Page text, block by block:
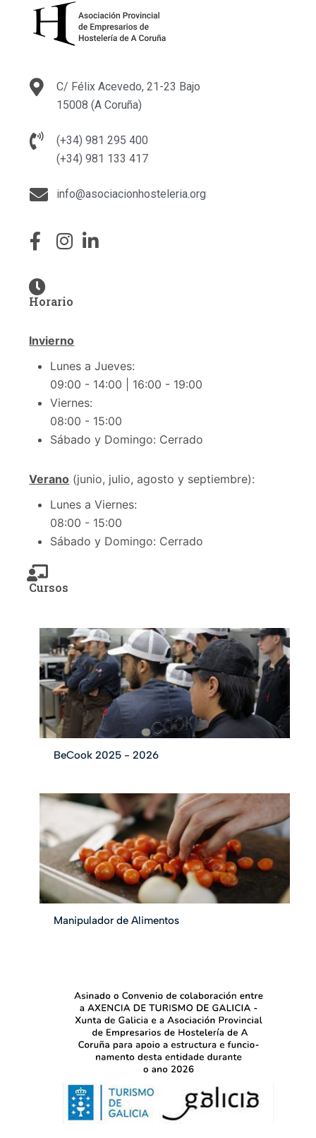
C/ Félix Acevedo, 21-23 Bajo
15008 (A Coruña)
(+34) 981 295 400
(+34) 981 133 417
info@asociacionhosteleria.org
Horario
Invierno
Lunes a Jueves:
09:00 - 14:00 | 16:00 - 19:00
Viernes:
08:00 - 15:00
Sábado y Domingo: Cerrado
Verano (junio, julio, agosto y septiembre):
Lunes a Viernes:
08:00 - 15:00
Sábado y Domingo: Cerrado
Cursos
BeCook 2025 - 2026
Manipulador de Alimentos